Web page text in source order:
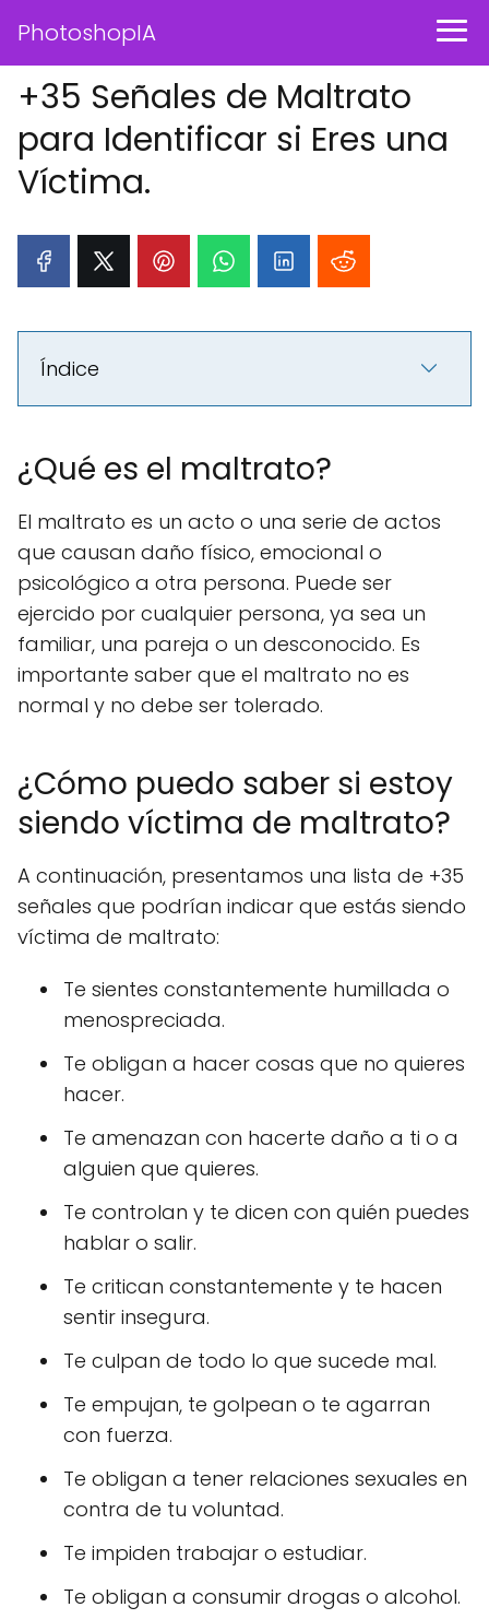
PhotoshopIA
+35 Señales de Maltrato
para Identificar si Eres una
Víctima.
Índice
¿Qué es el maltrato?
El maltrato es un acto o una serie de actos
que causan daño físico, emocional o
psicológico a otra persona. Puede ser
ejercido por cualquier persona, ya sea un
familiar, una pareja o un desconocido. Es
importante saber que el maltrato no es
normal y no debe ser tolerado.
¿Cómo puedo saber si estoy
siendo víctima de maltrato?
A continuación, presentamos una lista de +35
señales que podrían indicar que estás siendo
víctima de maltrato:
Te sientes constantemente humillada o
menospreciada.
Te obligan a hacer cosas que no quieres
hacer.
Te amenazan con hacerte daño a ti o a
alguien que quieres.
Te controlan y te dicen con quién puedes
hablar o salir.
Te critican constantemente y te hacen
sentir insegura.
Te culpan de todo lo que sucede mal.
Te empujan, te golpean o te agarran
con fuerza.
Te obligan a tener relaciones sexuales en
contra de tu voluntad.
Te impiden trabajar o estudiar.
Te obligan a consumir drogas o alcohol.